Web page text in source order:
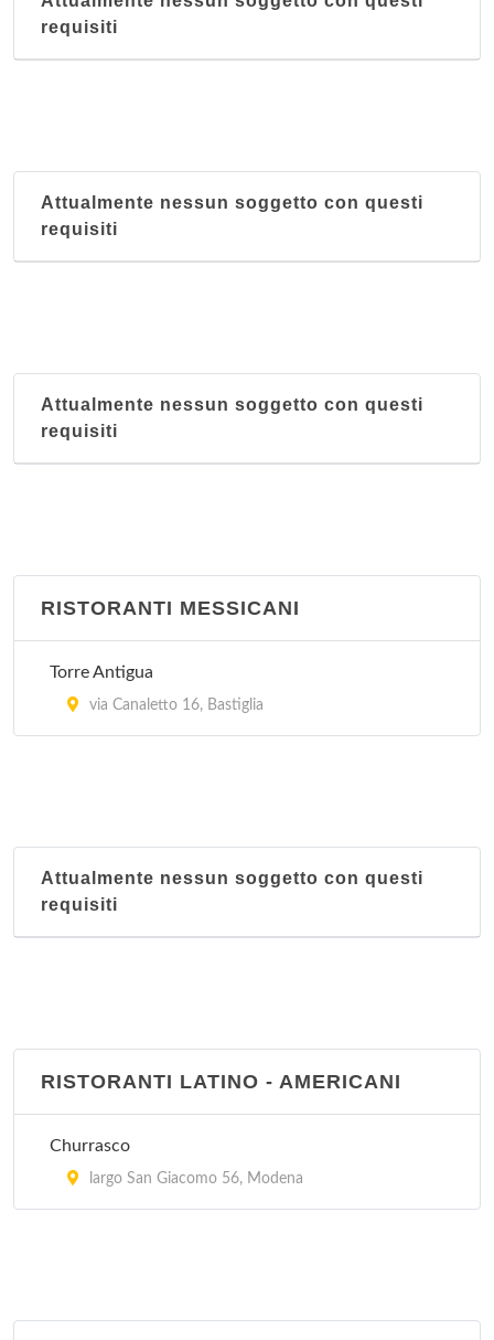
requisiti
Attualmente nessun soggetto con questi
requisiti
Attualmente nessun soggetto con questi
requisiti
RISTORANTI MESSICANI
Torre Antigua
via Canaletto 16, Bastiglia
Attualmente nessun soggetto con questi
requisiti
RISTORANTI LATINO - AMERICANI
Churrasco
largo San Giacomo 56, Modena